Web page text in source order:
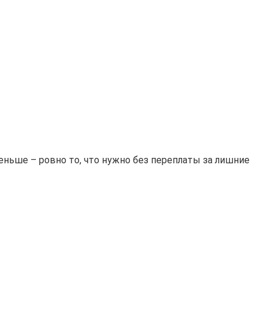
– ровно то, что нужно без переплаты за лишние